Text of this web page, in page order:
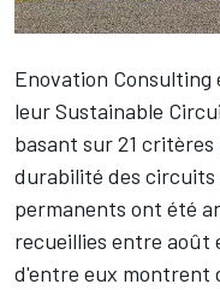
Enovation
leur Sustainable
basant sur 21
durabilité des
permanents ont été
recueillies entre août
d'entre eux montrent